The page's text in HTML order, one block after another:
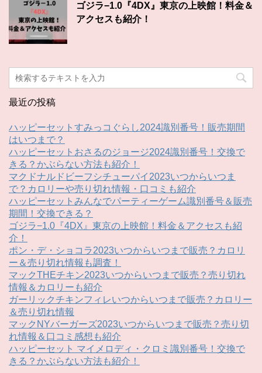
ゴジラ−1.0『4DX』東京の上映館！料金＆
アクセスも紹介！
最近の投稿
ハッピーセットすみっコぐらし2024識別番号！販売期間
はいつまで？
ハッピーセットおさるのジョージ2024識別番号！交換で
きる？かぶらない方法も紹介！
マクドナルドビーフシチューパイ2023いつからいつま
で？カロリーや売り切れ情報・口コミも紹介
ハッピーセットみんなでパーティーゲーム識別番号＆販売
期間！交換できる？
ゴジラ−1.0『4DX』東京の上映館！料金＆アクセスも紹
介！
ポン・デ・ショコラ2023いつからいつまで販売？カロリ
ー＆売り切れ情報も調査！
マックTHEチキン2023いつからいつまで販売？売り切れ
情報＆カロリーも紹介
ガーリックチキンフィレいつからいつまで販売？カロリー
＆売り切れ情報
マックNYバーガーズ2023いつからいつまで販売？売り切
れ情報＆口コミ感想も紹介
ハッピーセット マイメロディ・クロミ識別番号！交換で
きる？かぶらない方法も紹介！